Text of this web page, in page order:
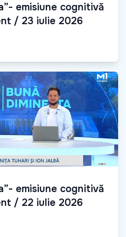
emisiune cognitivă
/ 23 iulie 2026
emisiune cognitivă
/ 22 iulie 2026